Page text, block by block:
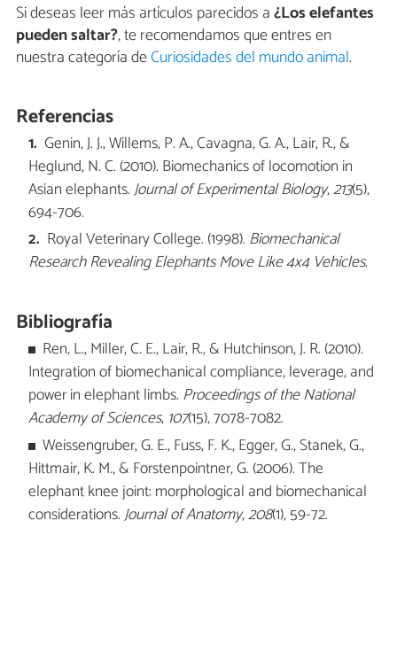
Si deseas leer más artículos parecidos a¿Los elefantes
pueden saltar?, te recomendamos que entres en
nuestra categoría deCuriosidades del mundo animal.
Referencias
Genin, J. J., Willems, P. A., Cavagna, G. A., Lair, R., &
Heglund, N. C. (2010). Biomechanics of locomotion in
Asian elephants.Journal of Experimental Biology,213(5),
694-706.
Royal Veterinary College. (1998). Biomechanical
Research Revealing Elephants Move Like 4x4 Vehicles.
Bibliografía
Ren, L., Miller, C. E., Lair, R., & Hutchinson, J. R. (2010).
Integration of biomechanical compliance, leverage, and
power in elephant limbs. Proceedings of the National
Academy of Sciences, 107(15), 7078-7082.
Weissengruber, G. E., Fuss, F. K., Egger, G., Stanek, G.,
Hittmair, K. M., & Forstenpointner, G. (2006). The
elephant knee joint: morphological and biomechanical
considerations.Journal of Anatomy,208(1), 59-72.